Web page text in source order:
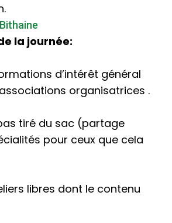
la journée:
d’intérêt général
organisatrices .
tiré du sac (partage
pour ceux que cela
libres dont le contenu